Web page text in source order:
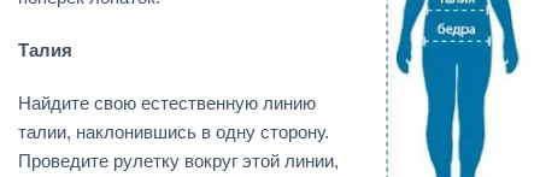
Талия
Найдите свою естественную линию
талии, наклонившись в одну сторону.
Проведите рулетку вокруг этой линии,